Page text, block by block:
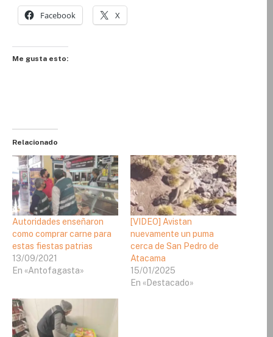
Facebook X
Me gusta esto:
Relacionado
Autoridades enseñaron
como comprar carne para
estas fiestas patrias
13/09/2021
En «Antofagasta»
[VIDEO] Avistan
nuevamente un puma
cerca de San Pedro de
Atacama
15/01/2025
En «Destacado»